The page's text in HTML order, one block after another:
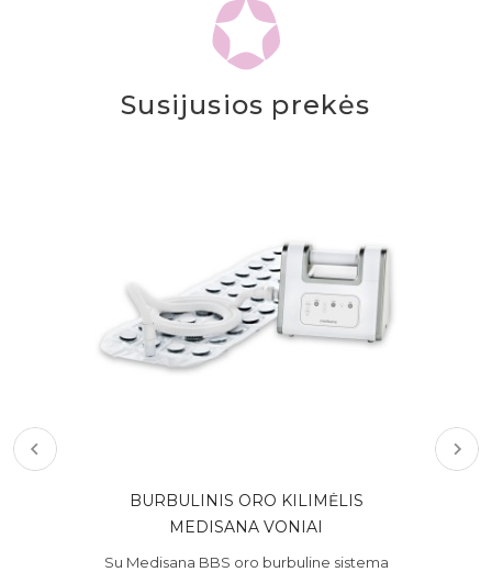
Susijusios prekės
BURBULINIS ORO KILIMĖLIS
MEDISANA VONIAI
Su Medisana BBS oro burbuline sistema